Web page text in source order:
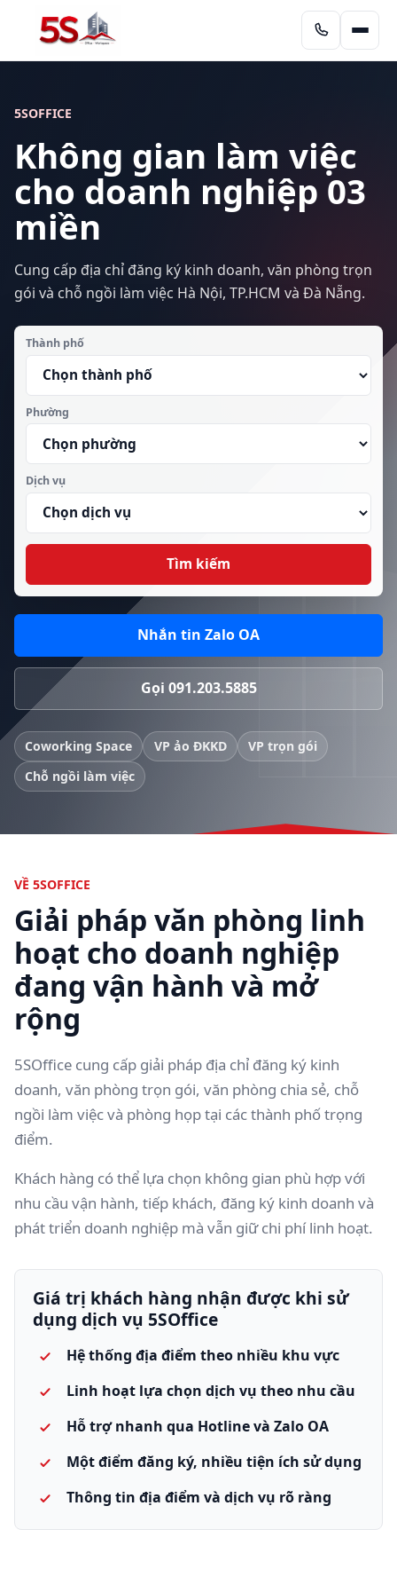
5SOFFICE
Không gian làm việc
cho doanh nghiệp 03
miền
Cung cấp địa chỉ đăng ký kinh doanh, văn phòng trọn
gói và chỗ ngồi làm việc Hà Nội, TP.HCM và Đà Nẵng.
Thành phố
Phường
Dịch vụ
Tìm kiếm
Nhắn tin Zalo OA
Gọi 091.203.5885
Coworking Space VP ảo ĐKKD
VP trọn gói
Chỗ ngồi làm việc
VỀ 5SOFFICE
Giải pháp văn phòng linh
hoạt cho doanh nghiệp
đang vận hành và mở
rộng
5SOffice cung cấp giải pháp địa chỉ đăng ký kinh
doanh, văn phòng trọn gói, văn phòng chia sẻ, chỗ
ngồi làm việc và phòng họp tại các thành phố trọng
điểm.
Khách hàng có thể lựa chọn không gian phù hợp với
nhu cầu vận hành, tiếp khách, đăng ký kinh doanh và
phát triển doanh nghiệp mà vẫn giữ chi phí linh hoạt.
Giá trị khách hàng nhận được khi sử
dụng dịch vụ 5SOffice
Hệ thống địa điểm theo nhiều khu vực
Linh hoạt lựa chọn dịch vụ theo nhu cầu
Hỗ trợ nhanh qua Hotline và Zalo OA
Một điểm đăng ký, nhiều tiện ích sử dụng
Thông tin địa điểm và dịch vụ rõ ràng